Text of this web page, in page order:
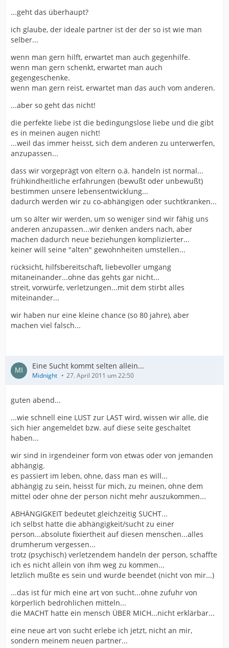
...geht das überhaupt?
ich glaube, der ideale partner ist der der so ist wie man
selber...
wenn man gern hilft, erwartet man auch gegenhilfe.
wenn man gern schenkt, erwartet man auch
gegengeschenke.
wenn man gern reist, erwartet man das auch vom anderen.
...aber so geht das nicht!
die perfekte liebe ist die bedingungslose liebe und die gibt
es in meinen augen nicht!
...weil das immer heisst, sich dem anderen zu unterwerfen,
anzupassen...
dass wir vorgeprägt von eltern o.ä. handeln ist normal...
frühkindheitliche erfahrungen (bewußt oder unbewußt)
bestimmen unsere lebensentwicklung...
dadurch werden wir zu co-abhängigen oder suchtkranken...
um so älter wir werden, um so weniger sind wir fähig uns
anderen anzupassen...wir denken anders nach, aber
machen dadurch neue beziehungen komplizierter...
keiner will seine "alten" gewohnheiten umstellen...
rücksicht, hilfsbereitschaft, liebevoller umgang
mitaneinander...ohne das gehts gar nicht...
streit, vorwürfe, verletzungen...mit dem stirbt alles
miteinander...
wir haben nur eine kleine chance (so 80 jahre), aber
machen viel falsch...
Eine Sucht kommt selten allein...
Midnight 27. April 2011 um 22:50
guten abend...
...wie schnell eine LUST zur LAST wird, wissen wir alle, die
sich hier angemeldet bzw. auf diese seite geschaltet
haben...
wir sind in irgendeiner form von etwas oder von jemanden
abhängig.
es passiert im leben, ohne, dass man es will...
abhängig zu sein, heisst für mich, zu meinen, ohne dem
mittel oder ohne der person nicht mehr auszukommen...
ABHÄNGIGKEIT bedeutet gleichzeitig SUCHT...
ich selbst hatte die abhängigkeit/sucht zu einer
person...absolute fixiertheit auf diesen menschen...alles
drumherum vergessen...
trotz (psychisch) verletzendem handeln der person, schaffte
ich es nicht allein von ihm weg zu kommen...
letzlich mußte es sein und wurde beendet (nicht von mir...)
...das ist für mich eine art von sucht...ohne zufuhr von
körperlich bedrohlichen mitteln...
die MACHT hatte ein mensch ÜBER MICH...nicht erklärbar...
eine neue art von sucht erlebe ich jetzt, nicht an mir,
sondern meinem neuen partner...